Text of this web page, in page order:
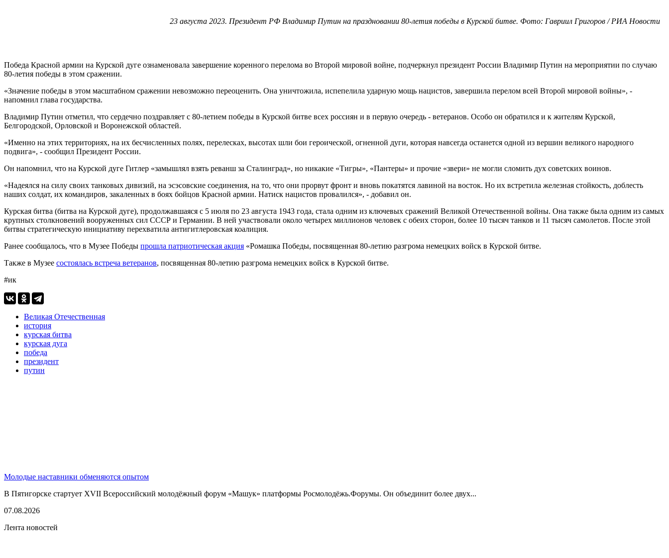
23 августа 2023. Президент РФ Владимир Путин на праздновании 80-летия победы в Курской битве. Фото: Гавриил Григоров / РИА Новости
Победа Красной армии на Курской дуге ознаменовала завершение коренного перелома во Второй мировой войне, подчеркнул президент России Владимир Путин на мероприятии по случаю
80-летия победы в этом сражении.
«Значение победы в этом масштабном сражении невозможно переоценить. Она уничтожила, испепелила ударную мощь нацистов, завершила перелом всей Второй мировой войны», -
напомнил глава государства.
Владимир Путин отметил, что сердечно поздравляет с 80-летием победы в Курской битве всех россиян и в первую очередь - ветеранов. Особо он обратился и к жителям Курской,
Белгородской, Орловской и Воронежской областей.
«Именно на этих территориях, на их бесчисленных полях, перелесках, высотах шли бои героической, огненной дуги, которая навсегда останется одной из вершин великого народного
подвига», - сообщил Президент России.
Он напомнил, что на Курской дуге Гитлер «замышлял взять реванш за Сталинград», но никакие «Тигры», «Пантеры» и прочие «звери» не могли сломить дух советских воинов.
«Надеялся на силу своих танковых дивизий, на эсэсовские соединения, на то, что они прорвут фронт и вновь покатятся лавиной на восток. Но их встретила железная стойкость, доблесть
наших солдат, их командиров, закаленных в боях бойцов Красной армии. Натиск нацистов провалился», - добавил он.
Курская битва (битва на Курской дуге), продолжавшаяся с 5 июля по 23 августа 1943 года, стала одним из ключевых сражений Великой Отечественной войны. Она также была одним из самых
крупных столкновений вооруженных сил СССР и Германии. В ней участвовали около четырех миллионов человек с обеих сторон, более 10 тысяч танков и 11 тысяч самолетов. После этой
битвы стратегическую инициативу перехватила антигитлеровская коалиция.
Ранее сообщалось, что в Музее Победы прошла патриотическая акция «Ромашка Победы, посвященная 80-летию разгрома немецких войск в Курской битве.
Также в Музее состоялась встреча ветеранов, посвященная 80-летию разгрома немецких войск в Курской битве.
#ик
Великая Отечественная
история
курская битва
курская дуга
победа
президент
путин
Молодые наставники обменяются опытом
В Пятигорске стартует XVII Всероссийский молодёжный форум «Машук» платформы Росмолодёжь.Форумы. Он объединит более двух...
07.08.2026
Лента новостей